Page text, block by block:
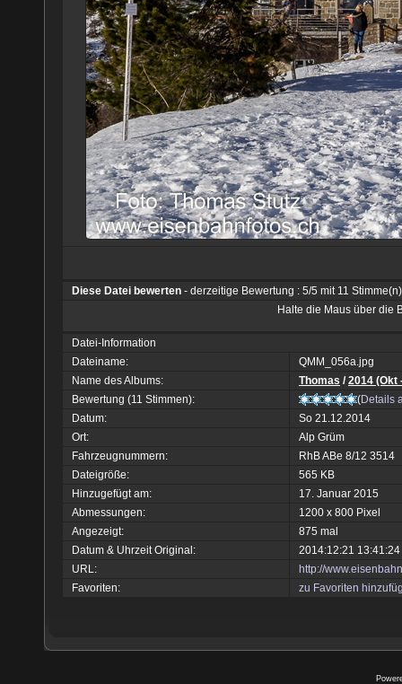
Diese Datei bewerten - derzeitige Bewertung : 5/5 mit 11 Stimme(n)
Halte die Maus über die
Datei-Information
Dateiname:
QMM_056a.jpg
Name des Albums:
Thomas /2014 (Okt
Bewertung (11 Stimmen):
(Details
Datum:
So 21.12.2014
Ort:
Alp Grüm
Fahrzeugnummern:
RhB ABe 8/12 3514
Dateigröße:
565 KB
Hinzugefügt am:
17. Januar 2015
Abmessungen:
1200 x 800 Pixel
Angezeigt:
875 mal
Datum & Uhrzeit Original:
2014:12:21 13:41:24
URL:
http://
Favoriten:
zu Favoriten